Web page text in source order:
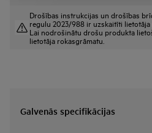
Drošības instrukcijas un drošības
regulu 2023/988 ir uzskaitīti lietotāja
Lai nodrošinātu drošu produkta
lietotāja rokasgrāmatu.
Galvenās specifikācijas